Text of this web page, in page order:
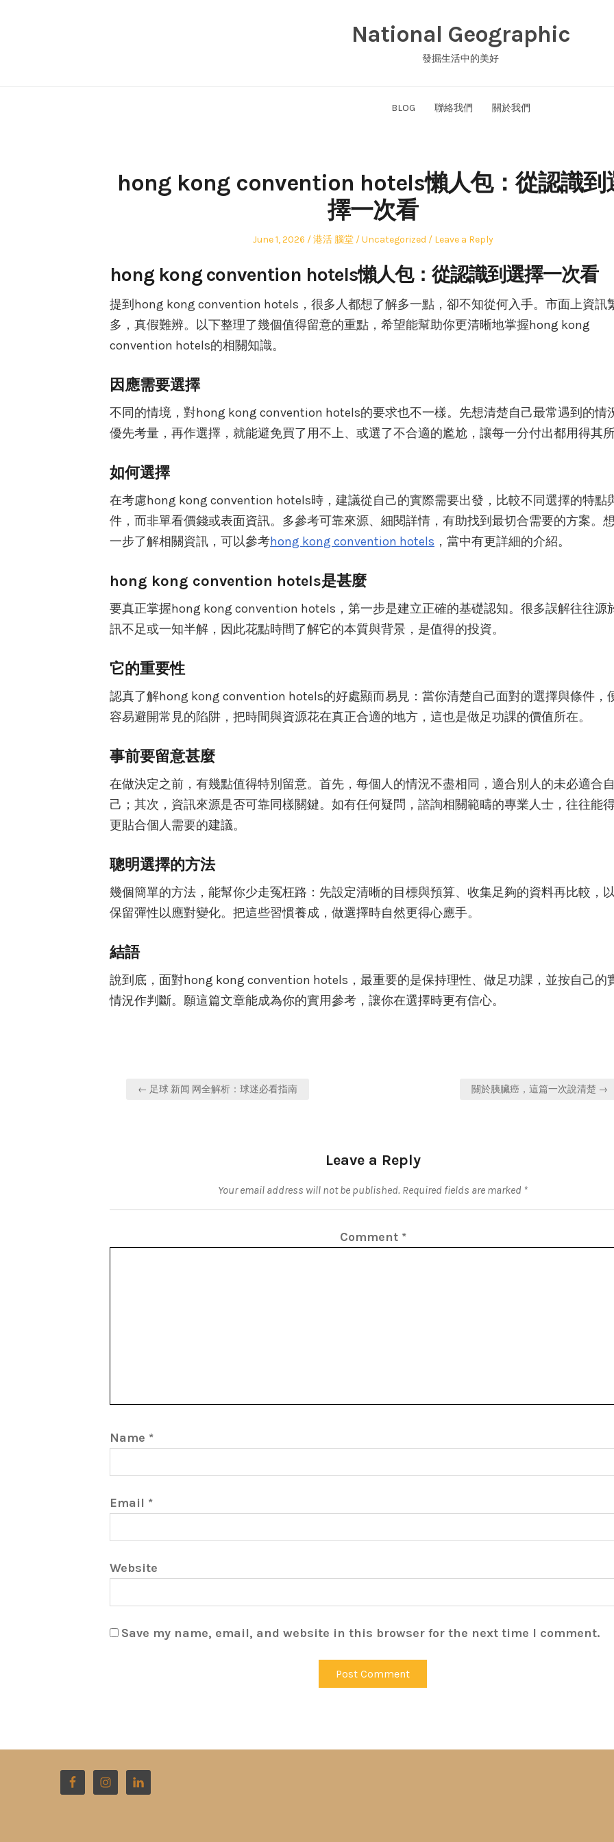
National Geographic
發掘生活中的美好
BLOG 聯絡我們 關於我們
hong kong convention hotels懶人包：從認識到
擇一次看
Posted
June 1, 2026 Author
港活 腦堂
Posted
Uncategorized Leave a Reply
hong kong convention hotels懶人包：從認識到選擇一次看
提到hong kong convention hotels，很多人都想了解多一點，卻不知從何入手。市面上資訊
多，真假難辨。以下整理了幾個值得留意的重點，希望能幫助你更清晰地掌握hong kong
convention hotels的相關知識。
因應需要選擇
不同的情境，對hong kong convention hotels的要求也不一樣。先想清楚自己最常遇到的情
優先考量，再作選擇，就能避免買了用不上、或選了不合適的尷尬，讓每一分付出都用得其
如何選擇
在考慮hong kong convention hotels時，建議從自己的實際需要出發，比較不同選擇的特點
件，而非單看價錢或表面資訊。多參考可靠來源、細閱詳情，有助找到最切合需要的方案。
一步了解相關資訊，可以參考hong kong convention hotels ，當中有更詳細的介紹。
hong kong convention hotels是甚麼
要真正掌握hong kong convention hotels，第一步是建立正確的基礎認知。很多誤解往往源
訊不足或一知半解，因此花點時間了解它的本質與背景，是值得的投資。
它的重要性
認真了解hong kong convention hotels的好處顯而易見：當你清楚自己面對的選擇與條件，
容易避開常見的陷阱，把時間與資源花在真正合適的地方，這也是做足功課的價值所在。
事前要留意甚麼
在做決定之前，有幾點值得特別留意。首先，每個人的情況不盡相同，適合別人的未必適合
己；其次，資訊來源是否可靠同樣關鍵。如有任何疑問，諮詢相關範疇的專業人士，往往能
更貼合個人需要的建議。
聰明選擇的方法
幾個簡單的方法，能幫你少走冤枉路：先設定清晰的目標與預算、收集足夠的資料再比較，
保留彈性以應對變化。把這些習慣養成，做選擇時自然更得心應手。
結語
說到底，面對hong kong convention hotels，最重要的是保持理性、做足功課，並按自己的
情況作判斷。願這篇文章能成為你的實用參考，讓你在選擇時更有信心。
Post
← 足球 新闻 网全解析：球迷必看指南 關於胰臟癌，這篇一次說清楚 →
Leave a Reply
Your email address will not be published. Required fields are marked *
Comment *
Name *
Email *
Website
Save my name, email, and website in this browser for the next time I comment.